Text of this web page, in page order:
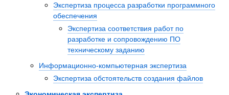
Экспертиза процесса разработки программного
обеспечения
Экспертиза соответствия работ по
разработке и сопровождению ПО
техническому заданию
Информационно-компьютерная экспертиза
Экспертиза обстоятельств создания файлов